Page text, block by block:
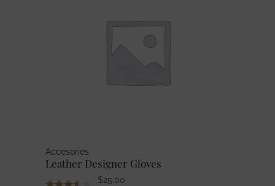
Accesories
Leather Designer Gloves
$25.00